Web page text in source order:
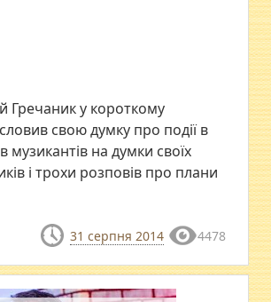
Гречаник у короткому
свою думку про події в
музикантів на думки своїх
і трохи розповів про плани
31 серпня 2014 4478